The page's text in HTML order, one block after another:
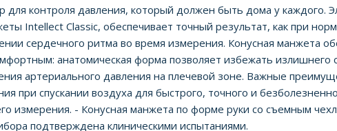
контроля давления, который должен быть дома у каждого.
Intellect Classic, обеспечивает точный результат, как при
сердечного ритма во время измерения. Конусная манжета
анатомическая форма позволяет избежать излишнего
артериального давления на плечевой зоне. Важные
при спускании воздуха для быстрого, точного и
измерения. - Конусная манжета по форме руки со съемным
подтверждена клиническими испытаниями.